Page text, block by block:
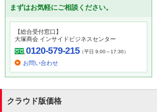
まずはお気軽にご相談ください。
【総合受付窓口】
大塚商会 インサイドビジネスセンター
0120-579-215（平日 9:00～17:30）
お問い合わせ
クラウド版価格